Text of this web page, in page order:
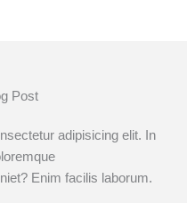
Post
adipisicing elit. In
Enim facilis laborum.